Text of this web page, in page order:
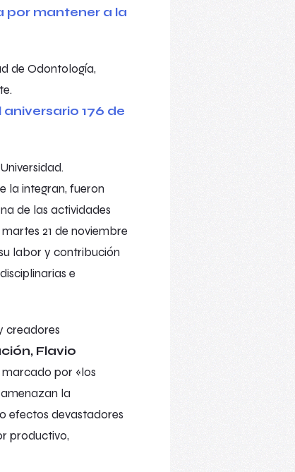
de Odontología,
la integran, fueron
de las actividades
21 de noviembre
labor y contribución
e
creadores
Flavio
por «los
la
efectos devastadores
productivo,